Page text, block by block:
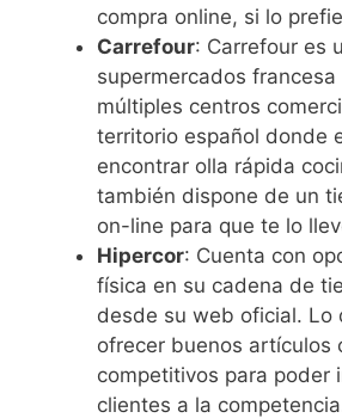
compra online, si lo
Carrefour: Carrefour es
supermercados
múltiples centros
territorio español donde
encontrar olla rápida
también dispone de un
on-line para que te lo
Hipercor: Cuenta con
física en su cadena de
desde su web oficial. Lo
ofrecer buenos artículos
competitivos para poder
clientes a la